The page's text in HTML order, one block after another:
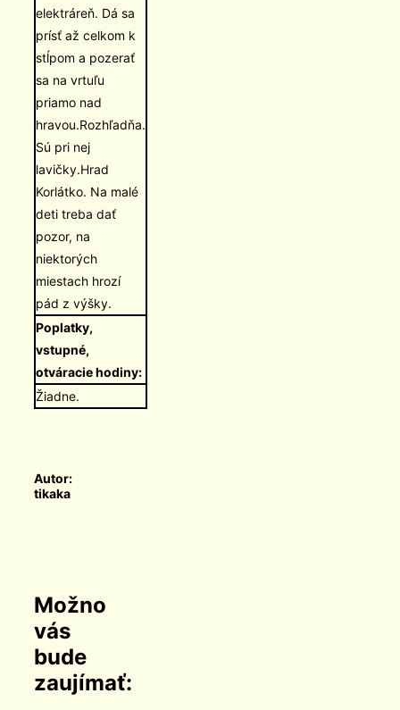
elektráreň. Dá sa
prísť až celkom k
stĺpom a pozerať
sa na vrtuľu
priamo nad
hravou.Rozhľadňa.
Sú pri nej
lavičky.Hrad
Korlátko. Na malé
deti treba dať
pozor, na
niektorých
miestach hrozí
pád z výšky.
Poplatky,
vstupné,
otváracie hodiny:
Žiadne.
Autor:
tikaka
Možno
vás
bude
zaujímať: